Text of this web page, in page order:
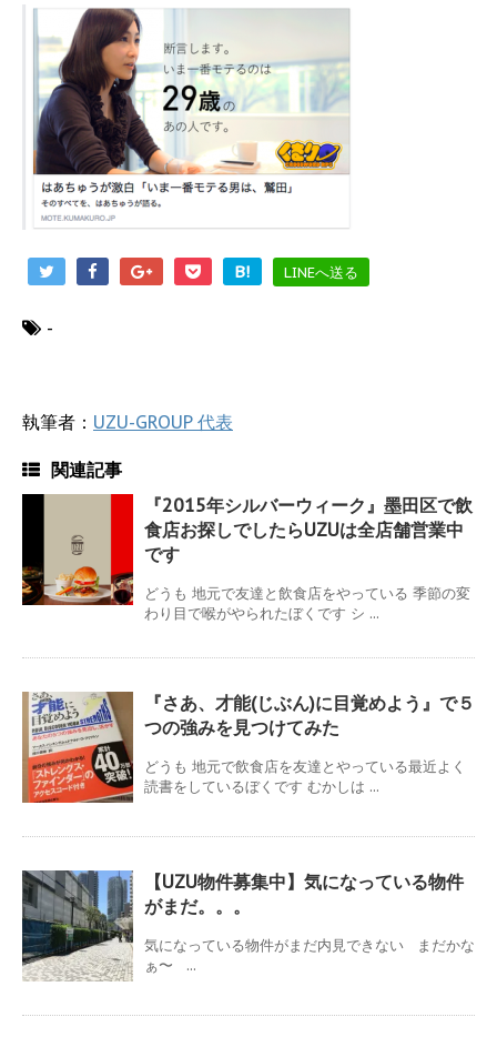
B! LINEへ送る
-
執筆者： UZU-GROUP 代表
関連記事
『2015年シルバーウィーク』墨田区で飲
食店お探しでしたらUZUは全店舗営業中
です
どうも 地元で友達と飲食店をやっている 季節の変
わり目で喉がやられたぼくです シ ...
『さあ、才能(じぶん)に目覚めよう』で５
つの強みを見つけてみた
どうも 地元で飲食店を友達とやっている最近よく
読書をしているぼくです むかしは ...
【UZU物件募集中】気になっている物件
がまだ。。。
気になっている物件がまだ内見できない まだかな
ぁ〜 ...